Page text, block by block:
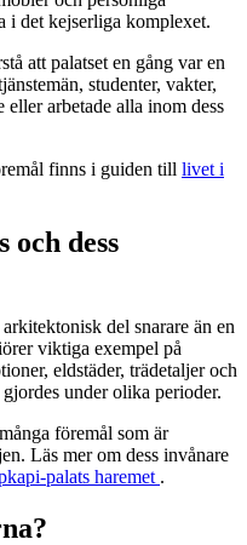
i det kejserliga komplexet.
att palatset en gång var en
studenter, vakter,
arbetade alla inom dess
finns i guiden till livet i
och dess
del snarare än en
viktiga exempel på
eldstäder, trädetaljer och
under olika perioder.
föremål som är
Läs mer om dess invånare
palats haremet .